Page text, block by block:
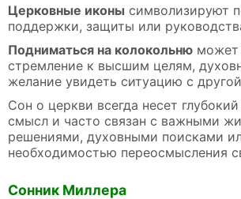
Церковные иконы символизируют
поддержки, защиты или
Подниматься на колокольню может
стремление к высшим целям,
желание увидеть ситуацию с
Сон о церкви всегда несет
смысл и часто связан с важными
решениями, духовными поисками
необходимостью переосмысления
Сонник Миллера